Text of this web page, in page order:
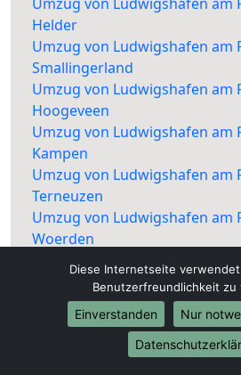
Helder
Umzug von Ludwigshafen am
Smallingerland
Umzug von Ludwigshafen am
Hoogeveen
Umzug von Ludwigshafen am
Kampen
Umzug von Ludwigshafen am
Terneuzen
Umzug von Ludwigshafen am
Woerden
Umzug von Ludwigshafen am
Umzug von Ludwigshafen am
Fryske Marren
Umzug von Ludwigshafen am
Diese Internetseite
Benutzerfreundlichkeit zu
Einverstanden
Nur